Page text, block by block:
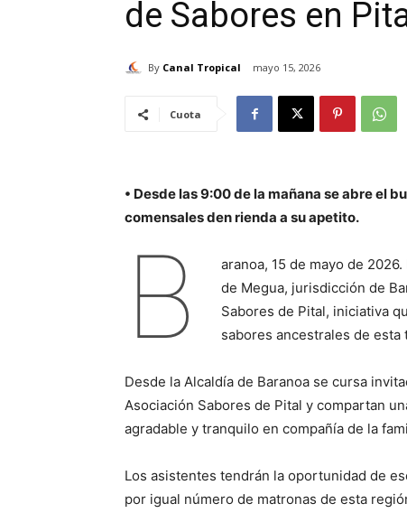
de Sabores en
By Canal Tropical mayo 15, 2026
Cuota
• Desde las 9:00 de la mañana se abre el
comensales den rienda a su apetito.
B
aranoa, 15 de mayo de
de Megua, jurisdicción de
Sabores de Pital, iniciativa
sabores ancestrales de esta
Desde la Alcaldía de Baranoa se cursa
Asociación Sabores de Pital y compartan
agradable y tranquilo en compañía de la
Los asistentes tendrán la oportunidad de
por igual número de matronas de esta